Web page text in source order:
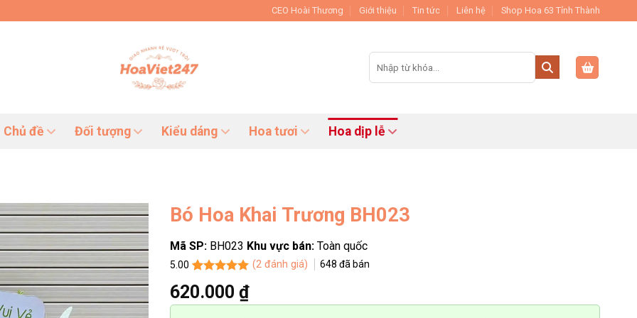
CEO Hoài Thương Giới thiệu Tin tức Liên hệ Shop Hoa 63 Tỉnh Thành
Tìm
kiếm:
Chủ đề Đối tượng Kiểu dáng Hoa tươi Hoa dịp lễ
Bó Hoa Khai Trương BH023
Mã SP: BH023 Khu vực bán: Toàn quốc
5.00
dựa trên
đánh giá
(2đánh giá) 648 đã bán
620.000 ₫